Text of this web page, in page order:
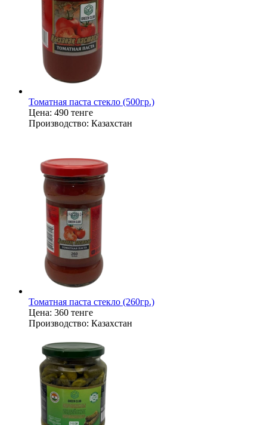
Томатная паста стекло (500гр.)
Цена: 490 тенге
Производство: Казахстан
Томатная паста стекло (260гр.)
Цена: 360 тенге
Производство: Казахстан